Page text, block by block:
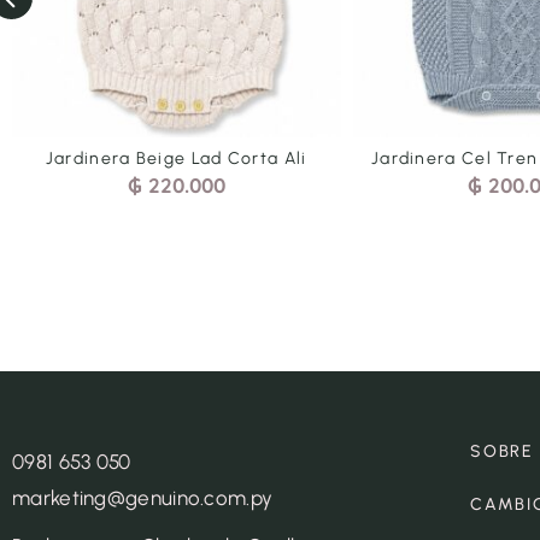
Jardinera Beige Lad Corta Ali
₲ 220.000
Jardinera Cel
₲
0981 653 050
marketing@genuino.com.py
SOBRE